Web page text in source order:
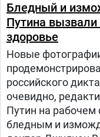
Бледный и
Путина вызвали
здоровье
Новые
российского
очевидно,
Путин на рабочем
бледным и